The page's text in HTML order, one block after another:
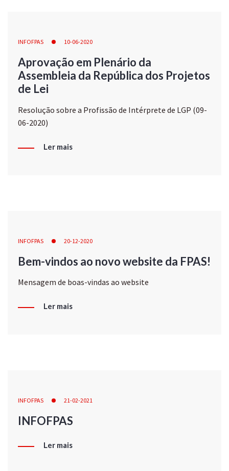
INFOFPAS 10-06-2020
Aprovação em Plenário da
Assembleia da República dos Projetos
de Lei
Resolução sobre a Profissão de Intérprete de LGP (09-
06-2020)
Ler mais
INFOFPAS 20-12-2020
Bem-vindos ao novo website da FPAS!
Mensagem de boas-vindas ao website
Ler mais
INFOFPAS 21-02-2021
INFOFPAS
Ler mais